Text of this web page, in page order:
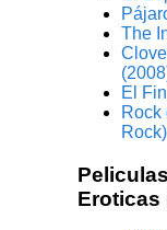
The
El
Rock
Eroticas